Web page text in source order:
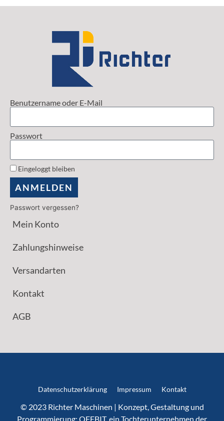
Benutzername oder E-Mail
Passwort
Eingeloggt bleiben
ANMELDEN
Passwort vergessen?
Mein Konto
Zahlungshinweise
Versandarten
Kontakt
AGB
Datenschutzerklärung Impressum Kontakt
© 2023 Richter Maschinen | Konzept, Gestaltung und
Programmierung: OFFBIT, ein Tochterunternehmen der